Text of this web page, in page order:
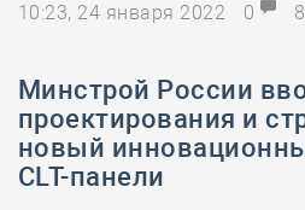
10:23, 24 января 2022
0
Минстрой России
проектирования и
новый
CLT-панели